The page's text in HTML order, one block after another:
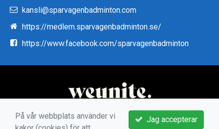
kansli@sparvagenbadminton.com
https://medlem.sparvagenbadminton.se/
https://www.facebook.com/sparvagenbadminton
Jag accepterar
På vår webbplats använder vi